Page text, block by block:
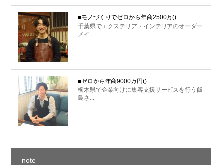
■モノづくりでゼロから年商2500万()
千葉県でエクステリア・インテリアのオーダー
メイ...
■ゼロから年商9000万円()
栃木県で企業向けに集客支援サービスを行う飯
島さ...
note